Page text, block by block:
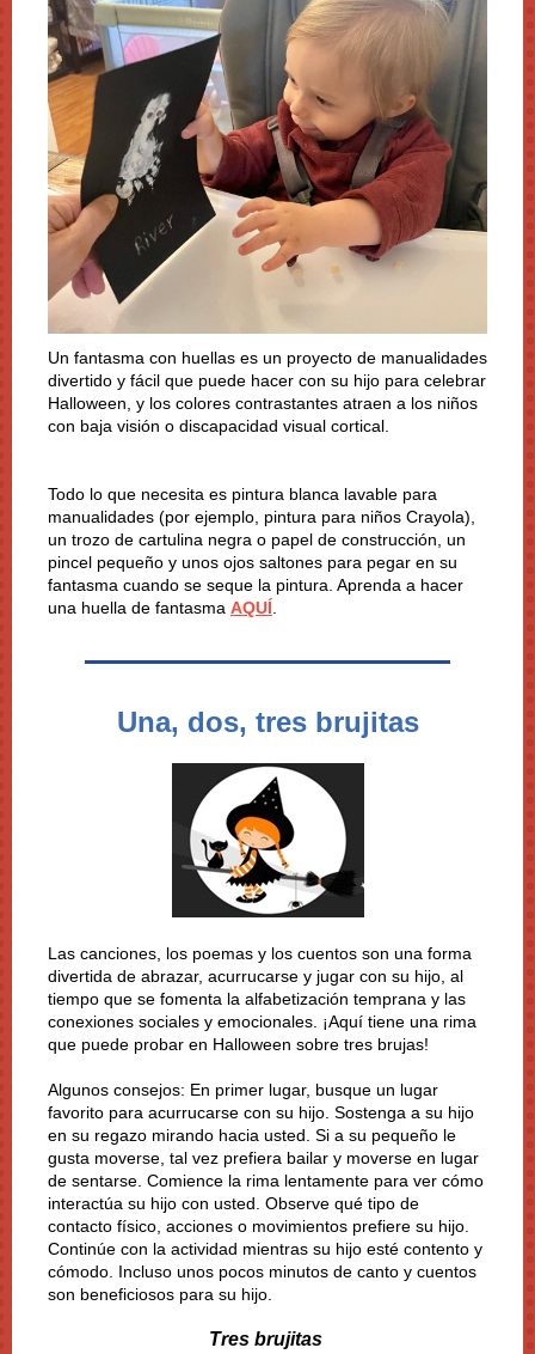
Un fantasma con huellas es un proyecto de manualidades
divertido y fácil que puede hacer con su hijo para celebrar
Halloween, y los colores contrastantes atraen a los niños
con baja visión o discapacidad visual cortical.
Todo lo que necesita es pintura blanca lavable para
manualidades (por ejemplo, pintura para niños Crayola),
un trozo de cartulina negra o papel de construcción, un
pincel pequeño y unos ojos saltones para pegar en su
fantasma cuando se seque la pintura. Aprenda a hacer
una huella de fantasma AQUÍ
Una, dos, tres brujitas
Las canciones, los poemas y los cuentos son una forma
divertida de abrazar, acurrucarse y jugar con su hijo, al
tiempo que se fomenta la alfabetización temprana y las
conexiones sociales y emocionales. ¡Aquí tiene una rima
que puede probar en Halloween sobre tres brujas!
Algunos consejos: En primer lugar, busque un lugar
favorito para acurrucarse con su hijo. Sostenga a su hijo
en su regazo mirando hacia usted. Si a su pequeño le
gusta moverse, tal vez prefiera bailar y moverse en lugar
de sentarse. Comience la rima lentamente para ver cómo
interactúa su hijo con usted. Observe qué tipo de
contacto físico, acciones o movimientos prefiere su hijo.
Continúe con la actividad mientras su hijo esté contento y
cómodo. Incluso unos pocos minutos de canto y cuentos
son beneficiosos para su hijo.
Tres brujitas